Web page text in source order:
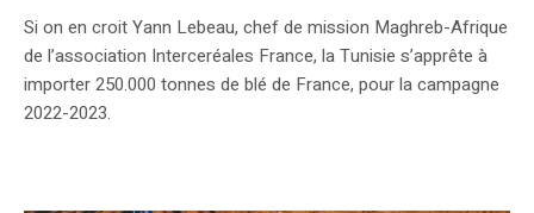
Si on en croit Yann Lebeau, chef de mission Maghreb-Afrique
de l’association Interceréales France, la Tunisie s’apprête à
importer 250.000 tonnes de blé de France, pour la campagne
2022-2023.